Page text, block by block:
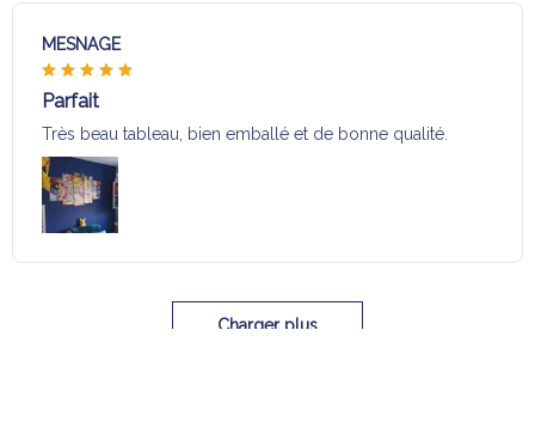
MESNAGE
Parfait
Très beau tableau, bien emballé et de bonne qualité.
Charger plus